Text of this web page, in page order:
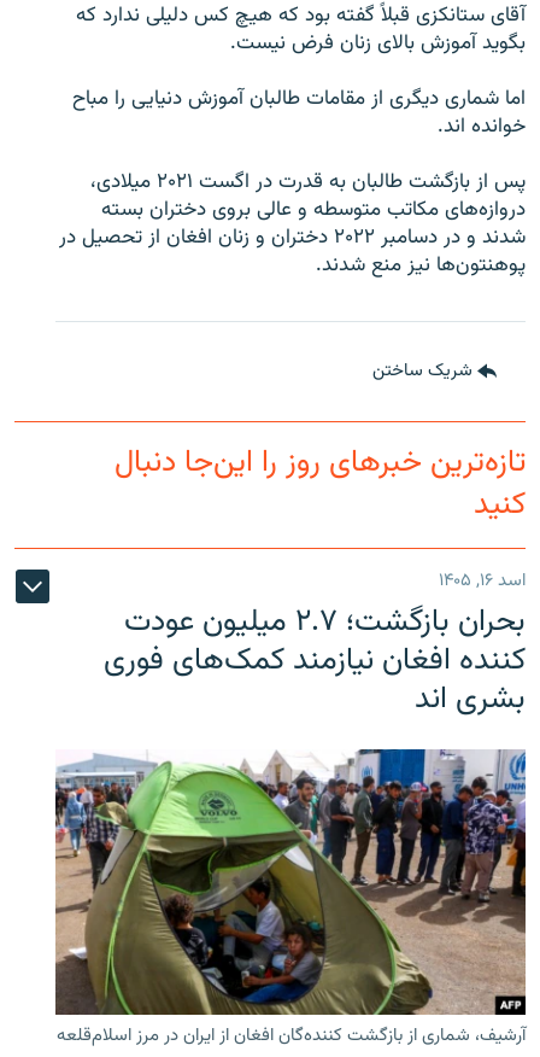
آقای ستانکزی قبلاً گفته بود که هیچ کس دلیلی ندارد که
بگوید آموزش بالای زنان فرض نیست.
اما شماری دیگری از مقامات طالبان آموزش دنیایی را مباح
خوانده اند.
پس از بازگشت طالبان به قدرت در اگست ۲۰۲۱ میلادی،
دروازه‌های مکاتب متوسطه و عالی بروی دختران بسته
شدند و در دسامبر ۲۰۲۲ دختران و زنان افغان از تحصیل در
پوهنتون‌ها نیز منع شدند.
شریک ساختن
تازه‌ترین خبرهای روز را این‌جا دنبال
کنید
اسد ۱۶, ۱۴۰۵
بحران بازگشت؛ ۲.۷ میلیون عودت
کننده افغان نیازمند کمک‌های فوری
بشری اند
آرشیف، شماری از بازگشت کننده‌گان افغان از ایران در مرز اسلام‌قلعه